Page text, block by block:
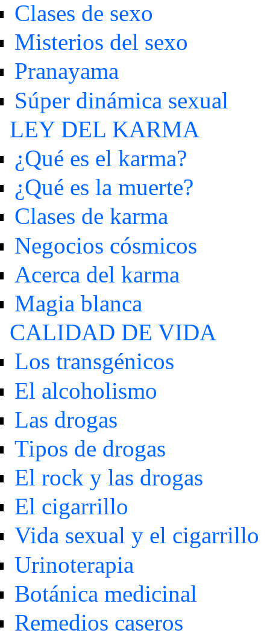
Clases de sexo
Misterios del sexo
Pranayama
Súper dinámica sexual
LEY DEL KARMA
¿Qué es el karma?
¿Qué es la muerte?
Clases de karma
Negocios cósmicos
Acerca del karma
Magia blanca
CALIDAD DE VIDA
Los transgénicos
El alcoholismo
Las drogas
Tipos de drogas
El rock y las drogas
El cigarrillo
Vida sexual y el cigarrillo
Urinoterapia
Botánica medicinal
Remedios caseros